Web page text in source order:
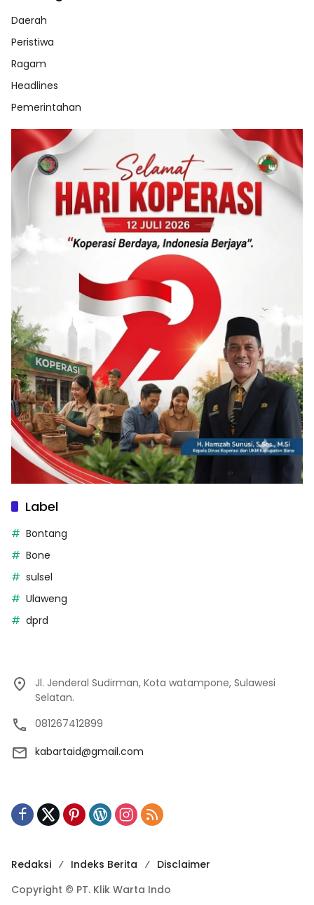
Daerah
Peristiwa
Ragam
Headlines
Pemerintahan
Label
Bontang
Bone
sulsel
Ulaweng
dprd
Jl. Jenderal Sudirman, Kota watampone, Sulawesi
Selatan.
081267412899
kabartaid@gmail.com
Redaksi Indeks Berita
Disclaimer
Copyright © PT. Klik Warta Indo